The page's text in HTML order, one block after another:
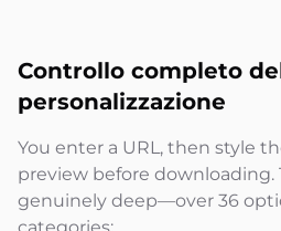
Controllo completo
personalizzazione
You enter a URL, then style
preview before downloading.
genuinely deep—over 36